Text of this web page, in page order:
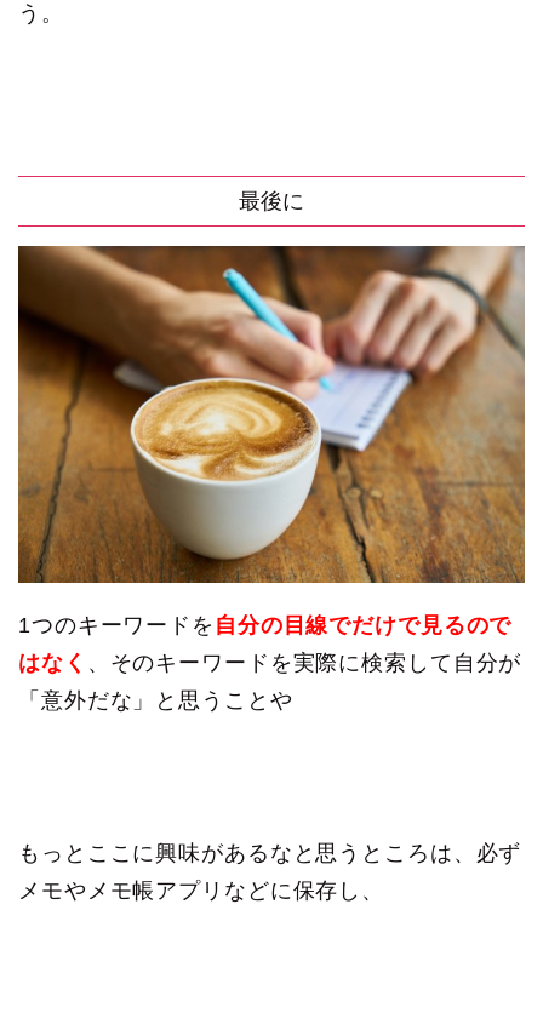
う。
最後に
1つのキーワードを 自分の目線でだけで見るので
はなく 、そのキーワードを実際に検索して自分が
「意外だな」と思うことや
もっとここに興味があるなと思うところは、必ず
メモやメモ帳アプリなどに保存し、